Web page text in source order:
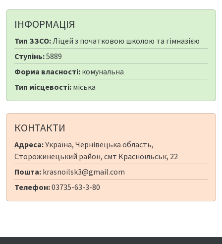
ІНФОРМАЦІЯ
Тип ЗЗСО:Ліцей з початковою школою та гімназією
Ступінь:5889
Форма власності: комунальна
Тип місцевості: міська
КОНТАКТИ
Адреса:Україна, Чернівецька область,
Сторожинецький район, смт Красноїльськ, 22
Пошта: krasnoilsk3@gmail.com
Телефон:03735-63-3-80